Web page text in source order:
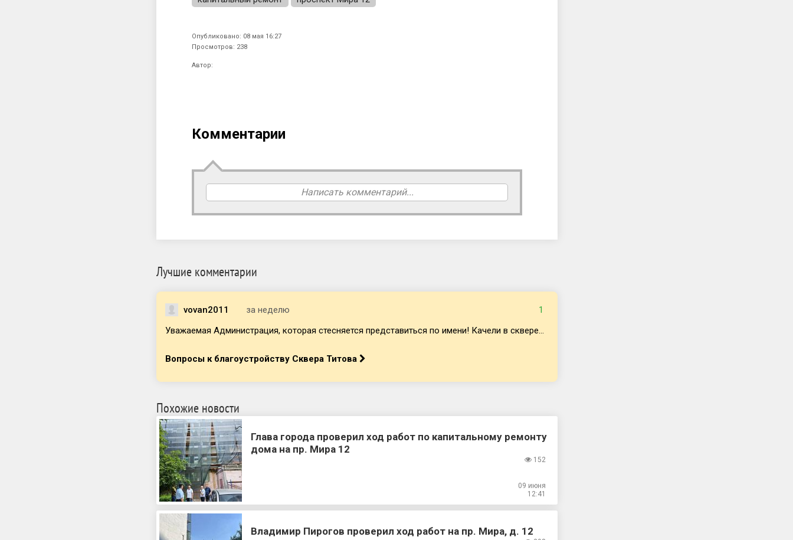
Опубликовано: 08 мая 16:27
Просмотров: 238
Автор:
Комментарии
Написать комментарий...
Лучшие комментарии
vovan2011 за неделю
1
Уважаемая Администрация, которая стесняется представиться по имени! Качели в сквере...
Вопросы к благоустройству Сквера Титова
Похожие новости
Глава города проверил ход работ по капитальному ремонту
дома на пр. Мира 12
152
09 июня
12:41
Владимир Пирогов проверил ход работ на пр. Мира, д. 12